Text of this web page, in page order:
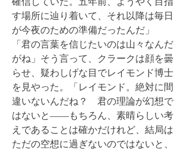
す場所に辿り着いて、それ以降は毎日
が今夜のための準備だったんだ」
「君の言葉を信じたいのは山々なんだ
がね」そう言って、クラークは顔を曇
らせ、疑わしげな目でレイモンド博士
を見やった。「レイモンド。絶対に間
違いないんだね？ 君の理論が幻想で
はないと――もちろん、素晴らしい考
えであることは確かだけれど、結局は
ただの空想に過ぎないのではないと、